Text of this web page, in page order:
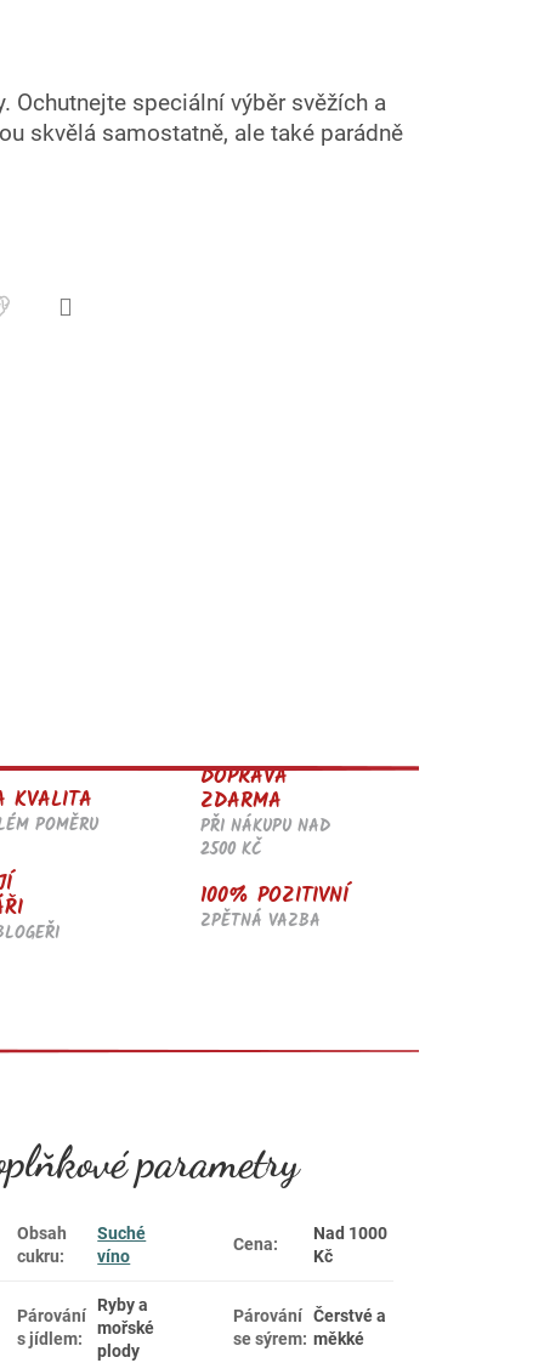
Ochutnejte speciální výběr svěžích a
skvělá samostatně, ale také parádně
KVALITA
POMĚRU
DOPRAVA
ZDARMA
PŘI NÁKUPU NAD
2500 KČ
100% POZITIVNÍ
ZPĚTNÁ VAZBA
parametry
Obsah
cukru:
Suché
víno
Cena:
Nad 1000
Kč
Párování
s jídlem:
Ryby a
mořské
plody
Párování
se sýrem:
Čerstvé a
měkké